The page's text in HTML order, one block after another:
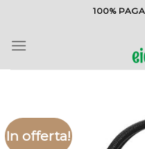
contenuti
100%
In offerta!